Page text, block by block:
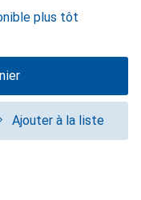
plus tôt
Ajouter à la liste